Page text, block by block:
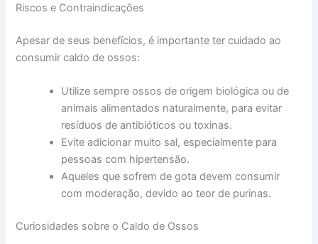
Riscos e Contraindicações
Apesar de seus benefícios, é importante ter cuidado ao
consumir caldo de ossos:
Utilize sempre ossos de origem biológica ou de
animais alimentados naturalmente, para evitar
resíduos de antibióticos ou toxinas.
Evite adicionar muito sal, especialmente para
pessoas com hipertensão.
Aqueles que sofrem de gota devem consumir
com moderação, devido ao teor de purinas.
Curiosidades sobre o Caldo de Ossos